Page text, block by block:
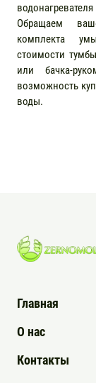
Обращаем
комплекта
стоимости
или бачка-
возможность
воды.
Главная
О нас
Контакты